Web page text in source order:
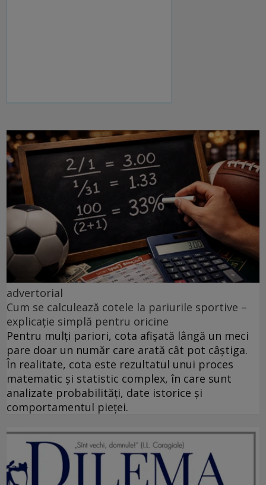
advertorial
Cum se calculează cotele la pariurile sportive –
explicație simplă pentru oricine
Pentru mulți pariori, cota afișată lângă un meci
pare doar un număr care arată cât pot câștiga.
În realitate, cota este rezultatul unui proces
matematic și statistic complex, în care sunt
analizate probabilități, date istorice și
comportamentul pieței.